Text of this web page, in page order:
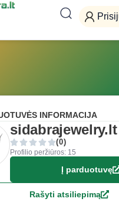
INFORMACIJA
sidabrajewelry.lt
(0)
Profilio peržiūros: 15
Į parduotuvę
Rašyti atsiliepimą